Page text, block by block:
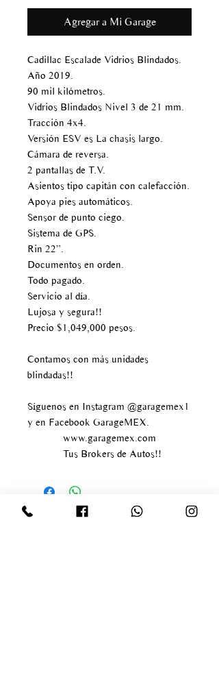
Agregar a Mi Garage
Cadillac Escalade Vidrios Blindados.
Año 2019.
90 mil kilómetros.
Vidrios Blindados Nivel 3 de 21 mm.
Tracción 4x4.
Versión ESV es La chasis largo.
Cámara de reversa.
2 pantallas de T.V.
Asientos tipo capitán con calefacción.
Apoya pies automáticos.
Sensor de punto ciego.
Sistema de GPS.
Rin 22”.
Documentos en orden.
Todo pagado.
Servicio al día.
Lujosa y segura!!
Precio $1,049,000 pesos.
Contamos con más unidades
blindadas!!
Síguenos en Instagram @garagemex1
y en Facebook GarageMEX.
www.garagemex.com
Tus Brokers de Autos!!